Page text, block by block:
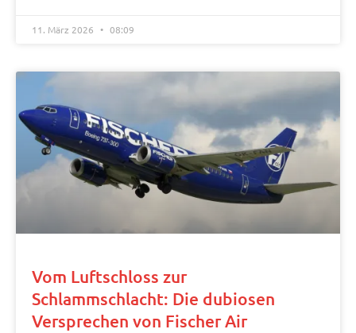
11. März 2026 08:09
Vom Luftschloss zur
Schlammschlacht: Die dubiosen
Versprechen von Fischer Air